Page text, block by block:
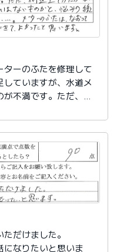
ーのふたを修理して
ていますが、水道メ
不満です。ただ、構
ます。どうしようもな
って安心してその上
と思います。
だけました。
になりたいと思いま